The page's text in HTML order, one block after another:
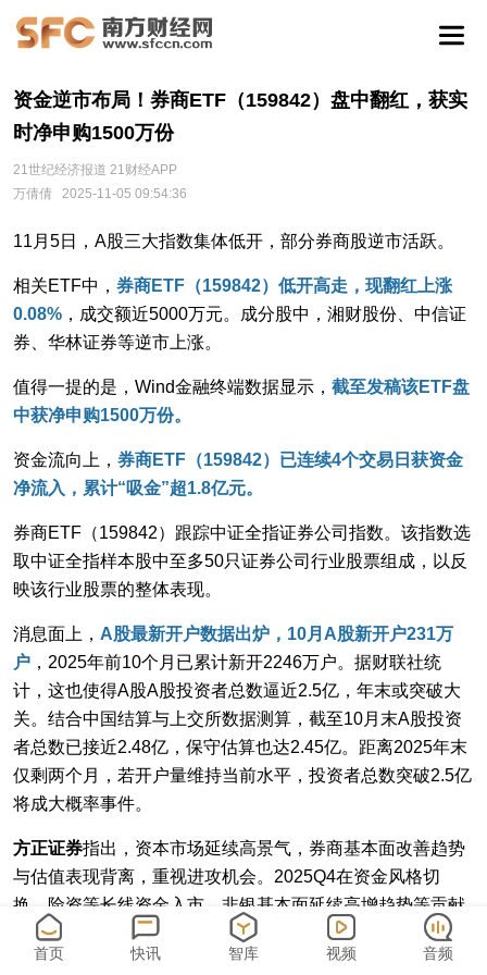
资金逆市布局！券商ETF（159842）盘中翻红，获实
时净申购1500万份
21世纪经济报道 21财经APP
万倩倩
2025-11-05 09:54:36
11月5日，A股三大指数集体低开，部分券商股逆市活跃。
相关ETF中， 券商ETF（159842）低开高走，现翻红上涨
0.08% ，成交额近5000万元。成分股中，湘财股份、中信证
券、华林证券等逆市上涨。
值得一提的是，Wind金融终端数据显示， 截至发稿该ETF盘
中获净申购1500万份。
资金流向上， 券商ETF（159842）已连续4个交易日获资金
净流入，累计“吸金”超1.8亿元。
券商ETF（159842）跟踪中证全指证券公司指数。该指数选
取中证全指样本股中至多50只证券公司行业股票组成，以反
映该行业股票的整体表现。
消息面上， A股最新开户数据出炉，10月A股新开户231万
户 ，2025年前10个月已累计新开2246万户。据财联社统
计，这也使得A股A股投资者总数逼近2.5亿，年末或突破大
关。结合中国结算与上交所数据测算，截至10月末A股投资
者总数已接近2.48亿，保守估算也达2.45亿。距离2025年末
仅剩两个月，若开户量维持当前水平，投资者总数突破2.5亿
将成大概率事件。
方正证券指出，资本市场延续高景气，券商基本面改善趋势
与估值表现背离，重视进攻机会。2025Q4在资金风格切
换、险资等长线资金入市、非银基本面延续高增趋势等贡献
下，预计估值将迎来修复。
首页 快讯 智库 视频 音频